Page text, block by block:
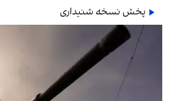
پخش نسخه شنیداری